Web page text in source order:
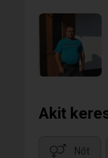
Akit
Nőt